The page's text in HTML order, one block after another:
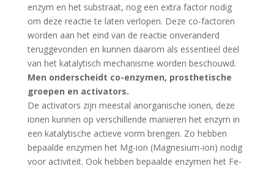
enzym en het substraat, nog een extra factor nodig
om deze reactie te laten verlopen. Deze co-factoren
worden aan het eind van de reactie onveranderd
teruggevonden en kunnen daarom als essentieel deel
van het katalytisch mechanisme worden beschouwd.
Men onderscheidt co-enzymen, prosthetische
groepen en activators.
De activators zijn meestal anorganische ionen, deze
ionen kunnen op verschillende manieren het enzym in
een katalytische actieve vorm brengen. Zo hebben
bepaalde enzymen het Mg-ion (Magnesium-ion) nodig
voor activiteit. Ook hebben bepaalde enzymen het Fe-